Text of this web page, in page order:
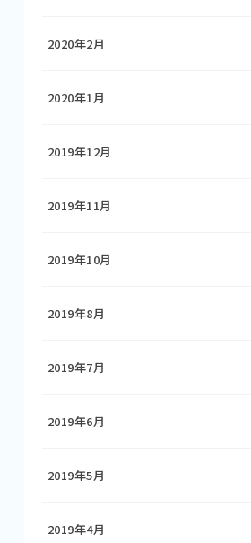
2020年2月
2020年1月
2019年12月
2019年11月
2019年10月
2019年8月
2019年7月
2019年6月
2019年5月
2019年4月